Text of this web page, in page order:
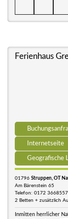
Ferienhaus
Internetseite
Geografische
01796 Struppen, OT
Am Bärenstein 65
Telefon: 0172 3668557
2 Betten + zusätzlich
Inmitten herrlicher